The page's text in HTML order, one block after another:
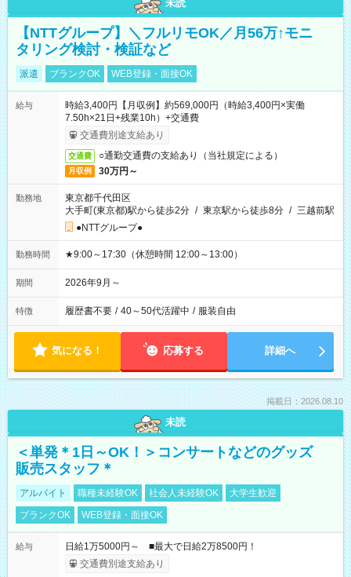
未読
【NTTグループ】＼フルリモOK／月56万↑モニ
タリング検討・検証など
派遣 ブランクOK WEB登録・面接OK
給与
時給3,400円【月収例】約569,000円（時給3,400円×実働
7.50h×21日+残業10h）+交通費
交通費別途支給あり
交通費 ○通勤交通費の支給あり（当社規定による）
月収例 30万円～
勤務地
東京都千代田区
大手町(東京都)駅から徒歩2分 / 東京駅から徒歩8分 / 三越前駅
●NTTグループ●
勤務時間 ★9:00～17:30（休憩時間 12:00～13:00）
期間 2026年9月～
特徴 履歴書不要 / 40～50代活躍中 / 服装自由
気になる！ 応募する 詳細へ
掲載日：2026.08.10
未読
＜単発＊1日～OK！＞コンサートなどのグッズ
販売スタッフ＊
アルバイト 職種未経験OK 社会人未経験OK
大学生歓迎
ブランクOK
WEB登録・面接OK
給与
日給1万5000円～ ■最大で日給2万8500円！
交通費別途支給あり